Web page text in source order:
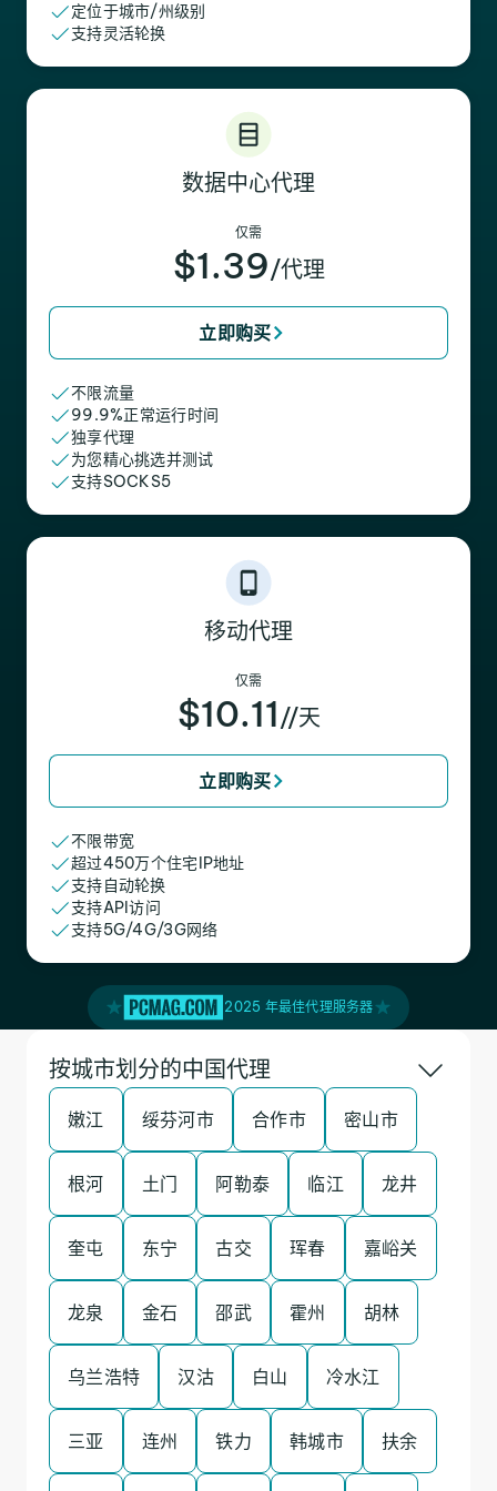
定位于城市/州级别
支持灵活轮换
数据中心代理
仅需
$1.39/代理
立即购买
不限流量
99.9%正常运行时间
独享代理
为您精心挑选并测试
支持SOCKS5
移动代理
仅需
$10.11 //天
立即购买
不限带宽
超过450万个住宅IP地址
支持自动轮换
支持API访问
支持5G/4G/3G网络
2025 年最佳代理服务器
按城市划分的中国代理
嫩江 绥芬河市 合作市 密山市
根河 土门 阿勒泰 临江 龙井
奎屯 东宁 古交 珲春 嘉峪关
龙泉 金石 邵武 霍州 胡林
乌兰浩特 汉沽 白山 冷水江
三亚 连州 铁力 韩城市 扶余